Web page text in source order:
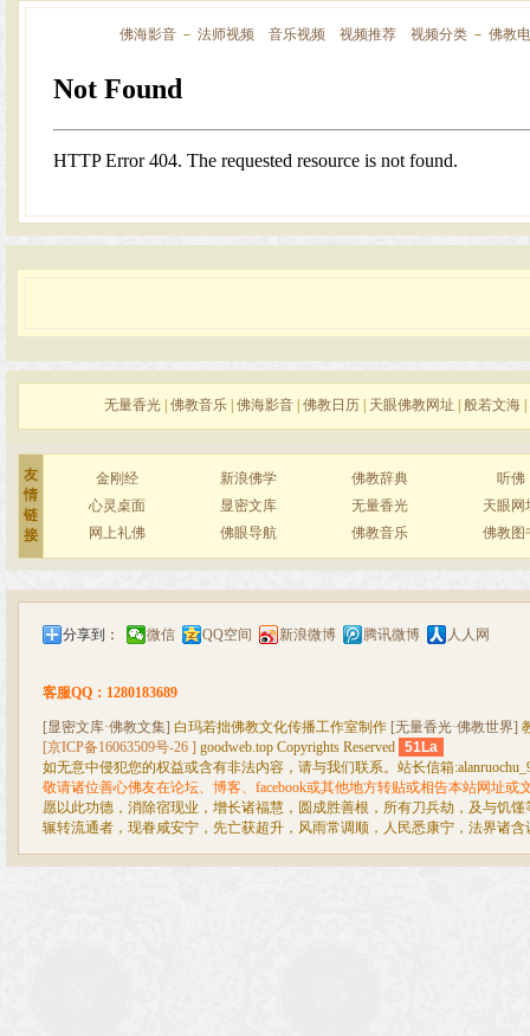
佛海影音 － 法师视频 音乐视频 视频推荐 视频分类 － 佛教
无量香光 佛教音乐 佛海影音 佛教日历 天眼佛教网址 般若文海
友
情
链
接
金刚经 新浪佛学 佛教辞典
听佛
心灵桌面
显密文库 无量香光
天眼网
网上礼佛
佛眼导航 佛教音乐 佛教图
分享到： 微信 QQ空间 新浪微博 腾讯微博 人人网
客服QQ：1280183689
[显密文库·佛教文集] 白玛若拙佛教文化传播工作室制作 [无量香光·佛教世界]
[京ICP备16063509号-26 ] goodweb.top Copyrights Reserved 51La
如无意中侵犯您的权益或含有非法内容，请与我们联系。站长信箱
敬请诸位善心佛友在论坛、博客、facebook或其他地方转贴或相告本站网址或
愿以此功德，消除宿现业，增长诸福慧，圆成胜善根，所有刀兵劫，及与饥
辗转流通者，现眷咸安宁，先亡获超升，风雨常调顺，人民悉康宁，法界诸含